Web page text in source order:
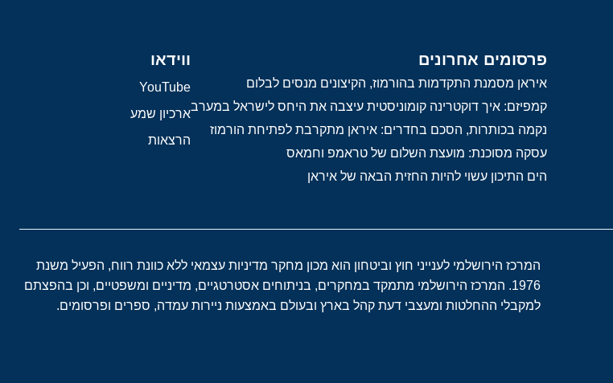
פרסומים אחרונים
איראן מסמנת התקדמות בהורמוז, הקיצונים מנסים לבלום
קמפיזם: איך דוקטרינה קומוניסטית עיצבה את היחס לישראל במערב
נקמה בכותרות, הסכם בחדרים: איראן מתקרבת לפתיחת הורמוז
עסקה מסוכנת: מועצת השלום של טראמפ וחמאס
הים התיכון עשוי להיות החזית הבאה של איראן
ווידאו
YouTube
ארכיון שמע
הרצאות
המרכז הירושלמי לענייני חוץ וביטחון הוא מכון מחקר מדיניות עצמאי ללא כוונת רווח, הפעיל משנת
1976. המרכז הירושלמי מתמקד במחקרים, בניתוחים אסטרטגיים, מדיניים ומשפטיים, וכן בהפצתם
למקבלי ההחלטות ומעצבי דעת קהל בארץ ובעולם באמצעות ניירות עמדה, ספרים ופרסומים.